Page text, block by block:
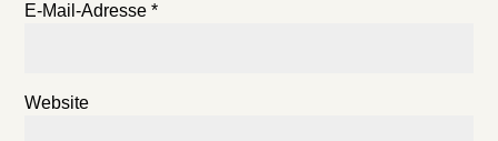
E-Mail-Adresse*
Website